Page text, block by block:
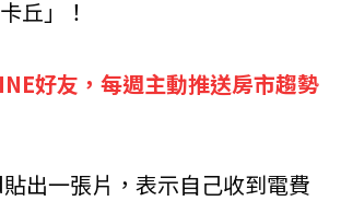
丘」！
好友，每週主動推送房市趨勢
出一張片，表示自己收到電費